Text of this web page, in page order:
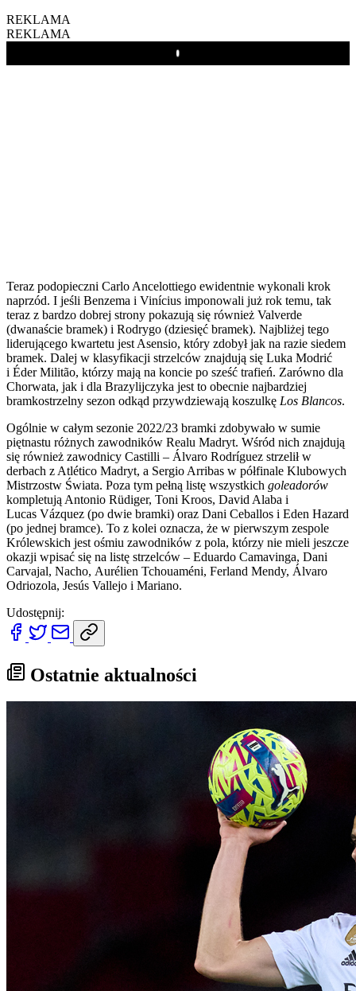
REKLAMA
REKLAMA
Play
Teraz podopieczni Carlo Ancelottiego ewidentnie wykonali krok
naprzód. I jeśli Benzema i Vinícius imponowali już rok temu, tak
teraz z bardzo dobrej strony pokazują się również Valverde
(dwanaście bramek) i Rodrygo (dziesięć bramek). Najbliżej tego
liderującego kwartetu jest Asensio, który zdobył jak na razie siedem
bramek. Dalej w klasyfikacji strzelców znajdują się Luka Modrić
i Éder Militão, którzy mają na koncie po sześć trafień. Zarówno dla
Chorwata, jak i dla Brazylijczyka jest to obecnie najbardziej
bramkostrzelny sezon odkąd przywdziewają koszulkę Los Blancos.
Ogólnie w całym sezonie 2022/23 bramki zdobywało w sumie
piętnastu różnych zawodników Realu Madryt. Wśród nich znajdują
się również zawodnicy Castilli – Álvaro Rodríguez strzelił w
derbach z Atlético Madryt, a Sergio Arribas w półfinale Klubowych
Mistrzostw Świata. Poza tym pełną listę wszystkich goleadorów
kompletują Antonio Rüdiger, Toni Kroos, David Alaba i
Lucas Vázquez (po dwie bramki) oraz Dani Ceballos i Eden Hazard
(po jednej bramce). To z kolei oznacza, że w pierwszym zespole
Królewskich jest ośmiu zawodników z pola, którzy nie mieli jeszcze
okazji wpisać się na listę strzelców – Eduardo Camavinga, Dani
Carvajal, Nacho, Aurélien Tchouaméni, Ferland Mendy, Álvaro
Odriozola, Jesús Vallejo i Mariano.
Udostępnij:
Ostatnie aktualności